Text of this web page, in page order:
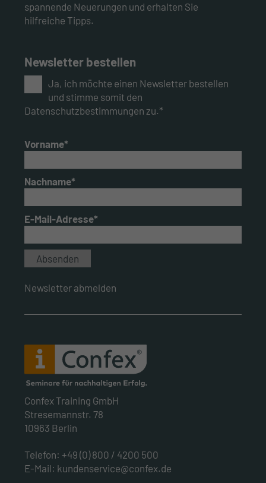
spannende Neuerungen und erhalten Sie
hilfreiche Tipps.
Newsletter bestellen
Ja, ich möchte einen Newsletter bestellen
und stimme somit den
Datenschutzbestimmungen zu.*
Vorname*
Nachname*
E-Mail-Adresse*
Newsletter abmelden
Confex Training GmbH
Stresemannstr. 78
10963 Berlin
Telefon: +49 (0) 800 / 4200 500
E-Mail: kundenservice@confex.de